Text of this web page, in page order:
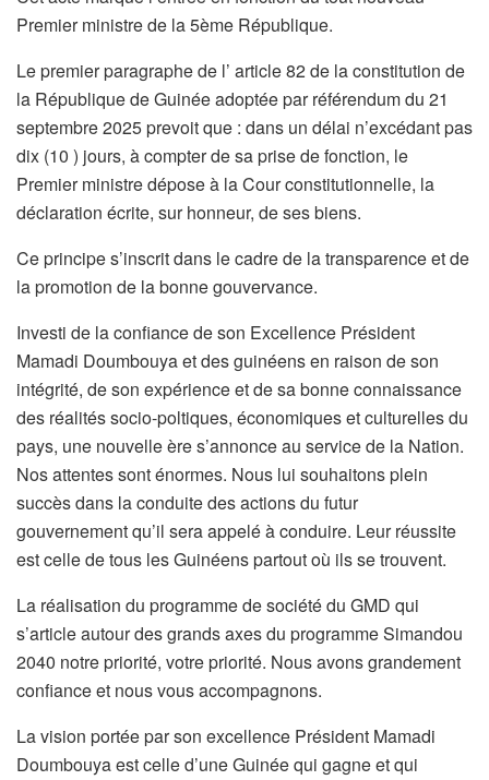
Premier ministre de la 5ème République.
Le premier paragraphe de l’ article 82 de la constitution de
la République de Guinée adoptée par référendum du 21
septembre 2025 prevoit que : dans un délai n’excédant pas
dix (10 ) jours, à compter de sa prise de fonction, le
Premier ministre dépose à la Cour constitutionnelle, la
déclaration écrite, sur honneur, de ses biens.
Ce principe s’inscrit dans le cadre de la transparence et de
la promotion de la bonne gouvervance.
Investi de la confiance de son Excellence Président
Mamadi Doumbouya et des guinéens en raison de son
intégrité, de son expérience et de sa bonne connaissance
des réalités socio-poltiques, économiques et culturelles du
pays, une nouvelle ère s’annonce au service de la Nation.
Nos attentes sont énormes. Nous lui souhaitons plein
succès dans la conduite des actions du futur
gouvernement qu’il sera appelé à conduire. Leur réussite
est celle de tous les Guinéens partout où ils se trouvent.
La réalisation du programme de société du GMD qui
s’article autour des grands axes du programme Simandou
2040 notre priorité, votre priorité. Nous avons grandement
confiance et nous vous accompagnons.
La vision portée par son excellence Président Mamadi
Doumbouya est celle d’une Guinée qui gagne et qui